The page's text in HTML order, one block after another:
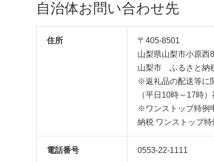
自治体お問い合わせ先
住所
〒405-8501
山梨県山梨市小原西
山梨市 ふるさと納
※返礼品の配送等に
（平日10時～17時
※ワンストップ特例
納税 ワンストップ
電話番号 0553-22-1111